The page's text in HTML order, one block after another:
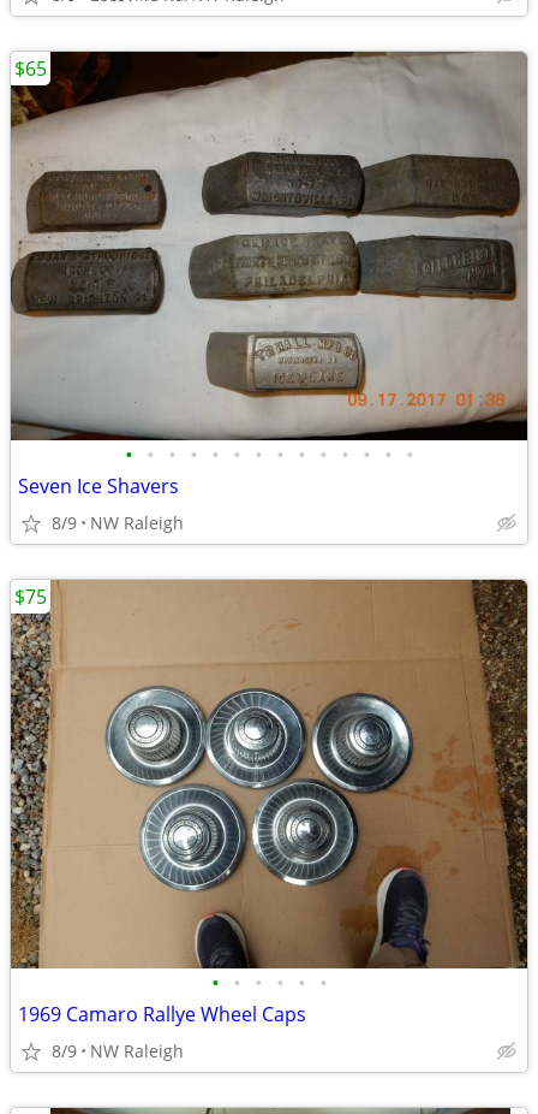
• • • • • • • • • • • • • •
Seven Ice Shavers
8/9 NW Raleigh
$65
• • • • • •
1969 Camaro Rallye Wheel Caps
8/9 NW Raleigh
$75